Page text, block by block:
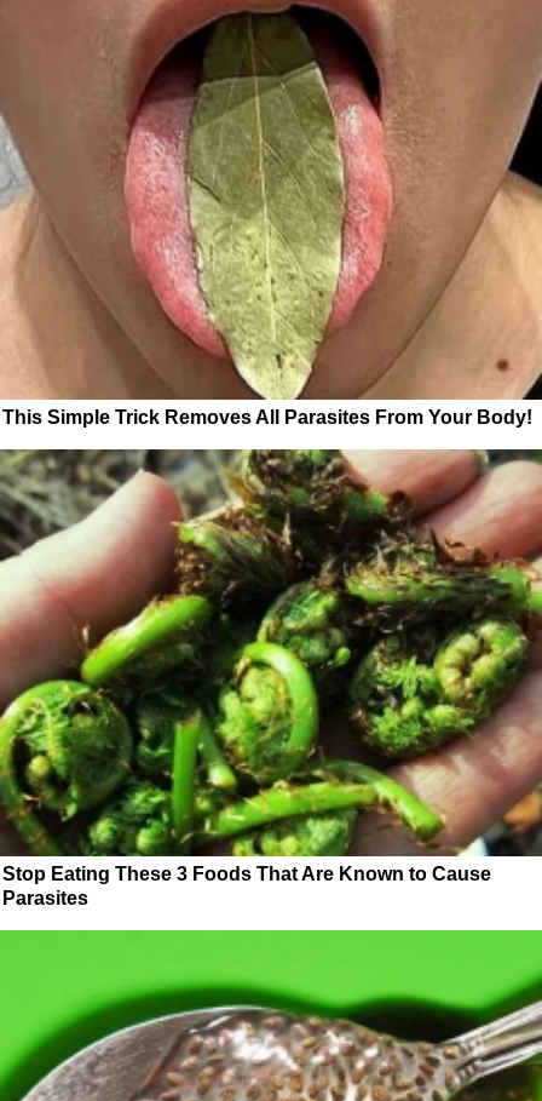
This Simple Trick Removes All Parasites From Your Body!
Stop Eating These 3 Foods That Are Known to Cause
Parasites